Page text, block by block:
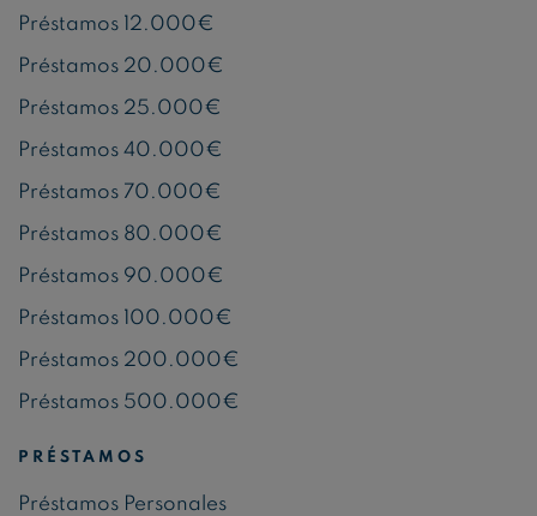
Préstamos 12.000€
Préstamos 20.000€
Préstamos 25.000€
Préstamos 40.000€
Préstamos 70.000€
Préstamos 80.000€
Préstamos 90.000€
Préstamos 100.000€
Préstamos 200.000€
Préstamos 500.000€
PRÉSTAMOS
Préstamos Personales